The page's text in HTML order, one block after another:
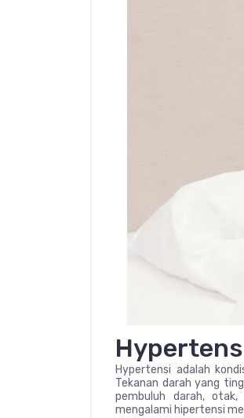
Hypertensi adalah
Tekanan darah yang
pembuluh darah,
mengalami hipertensi